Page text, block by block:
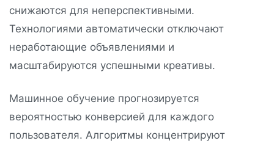
снижаются для неперспективными.
Технологиями автоматически отключают
неработающие объявлениями и
масштабируются успешными креативы.
Машинное обучение прогнозируется
вероятностью конверсией для каждого
пользователя. Алгоритмы концентрируют